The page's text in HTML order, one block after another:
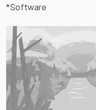
*Software